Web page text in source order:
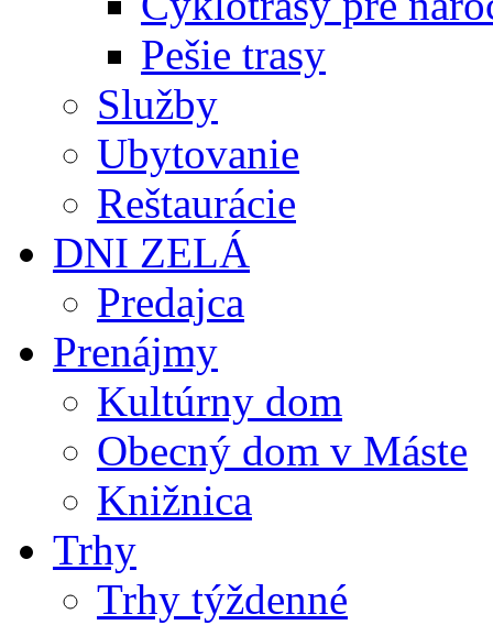
Pešie trasy
Služby
Ubytovanie
Reštaurácie
DNI ZELÁ
Predajca
Prenájmy
Kultúrny dom
Obecný dom v Máste
Knižnica
Trhy
Trhy týždenné